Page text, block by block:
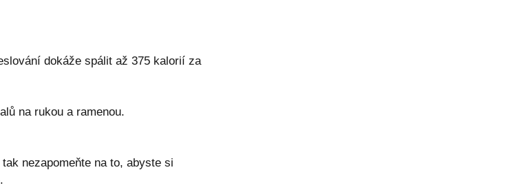
dokáže spálit až 375 kalorií za
na rukou a ramenou.
nezapomeňte na to, abyste si